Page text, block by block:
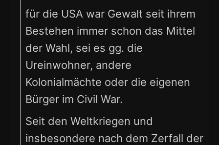
für die USA war Gewalt seit ihrem
Bestehen immer schon das Mittel
der Wahl, sei es gg. die
Ureinwohner, andere
Kolonialmächte oder die eigenen
Bürger im Civil War.
Seit den Weltkriegen und
insbesondere nach dem Zerfall der